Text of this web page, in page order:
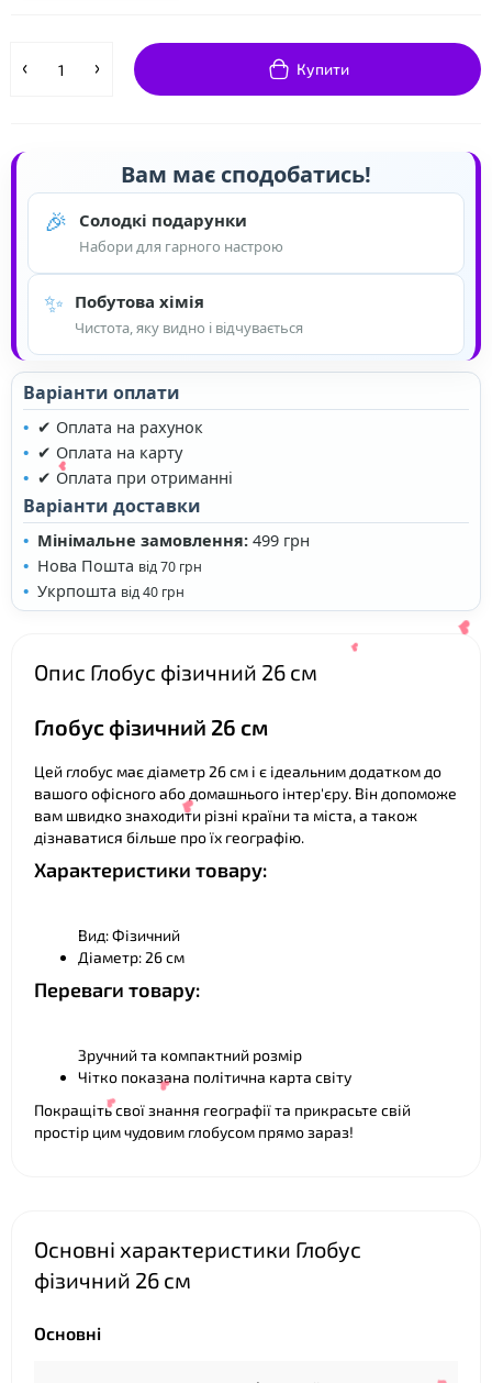
Купити
Вам має сподобатись!
🎉 Солодкі подарунки
Набори для гарного настрою
✨ Побутова хімія
Чистота, яку видно і відчувається
Варіанти оплати
✔ Оплата на рахунок
✔ Оплата на карту
✔ Оплата при отриманні
Варіанти доставки
Мінімальне замовлення: 499 грн
Нова Пошта від 70 грн
Укрпошта від 40 грн
Опис Глобус фізичний 26 см
Глобус фізичний 26 см
Цей глобус має діаметр 26 см і є ідеальним додатком до
вашого офісного або домашнього інтер'єру. Він допоможе
вам швидко знаходити різні країни та міста, а також
дізнаватися більше про їх географію.
Характеристики товару:
Вид: Фізичний
Діаметр: 26 см
Переваги товару:
Зручний та компактний розмір
Чітко показана політична карта світу
Покращіть свої знання географії та прикрасьте свій
простір цим чудовим глобусом прямо зараз!
Основні характеристики Глобус
фізичний 26 см
Основні
❤
❤